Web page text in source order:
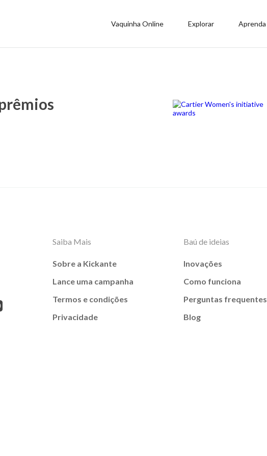
Vaquinha Online Explorar Aprenda
Saiba Mais
Sobre a Kickante
Lance uma campanha
Termos e condições
Privacidade
Baú de ideias
Inovações
Como funciona
Perguntas frequentes
Blog